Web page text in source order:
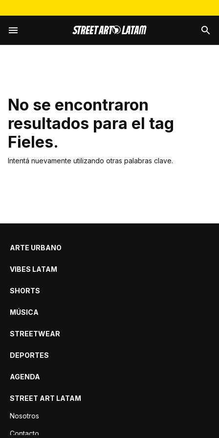
No se encontraron
resultados para el tag
Fieles.
Intentá nuevamente utilizando otras palabras clave.
ARTE URBANO
VIBES LATAM
SHORTS
MÚSICA
STREETWEAR
DEPORTES
AGENDA
STREET ART LATAM
Nosotros
Contacto